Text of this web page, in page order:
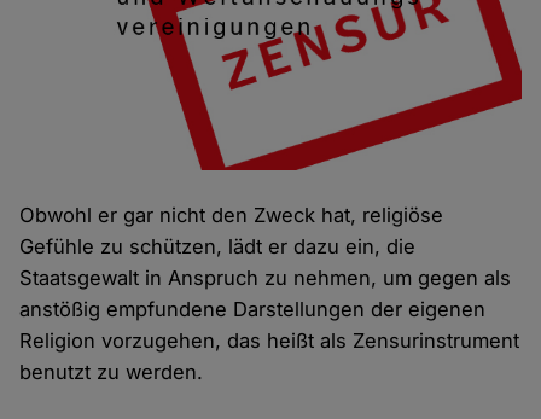
Obwohl er gar nicht den Zweck hat, religiöse
Gefühle zu schützen, lädt er dazu ein, die
Staatsgewalt in Anspruch zu nehmen, um gegen als
anstößig empfundene Darstellungen der eigenen
Religion vorzugehen, das heißt als Zensurinstrument
benutzt zu werden.